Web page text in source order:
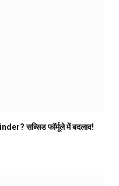
सब्सिड फॉर्मूले में बदलाव!